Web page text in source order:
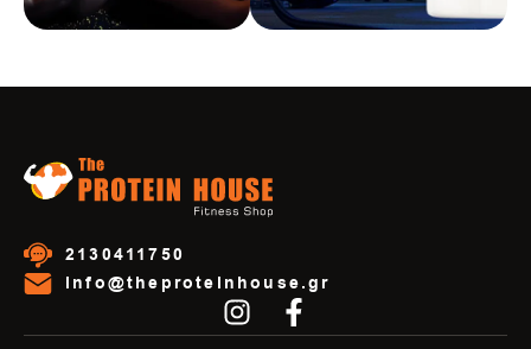
2130411750
info@theproteinhouse.gr